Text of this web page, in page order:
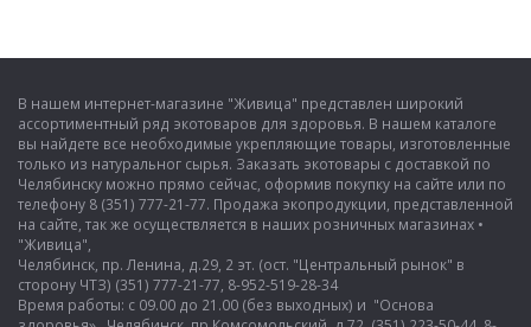
В нашем интернет-магазине "Живица" представлен широкий
ассортиментный ряд экотоваров для здоровья. В нашем каталоге
вы найдете все необходимые укрепляющие товары, изготовленные
только из натуральног сырья. Заказать экотовары с доставкой по
Челябинску можно прямо сейчас, оформив покупку на сайте или по
телефону 8 (351) 777-21-77. Продажа экопродукции, представленной
на сайте, так же осуществляется в наших розничных магазинах •
"Живица",
Челябинск, пр. Ленина, д.29, 2 эт. (ост. "Центральный рынок" в
сторону ЧТЗ) (351) 777-21-77, 8-952-519-28-34
Время работы: с 09.00 до 21.00 (без выходных) и "Основа